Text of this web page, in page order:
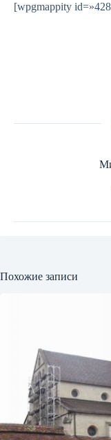
[wpgmappity
Похожие записи